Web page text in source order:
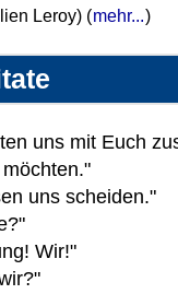
Leroy) (mehr...)
uns mit Euch
uns scheiden."
Wir!"